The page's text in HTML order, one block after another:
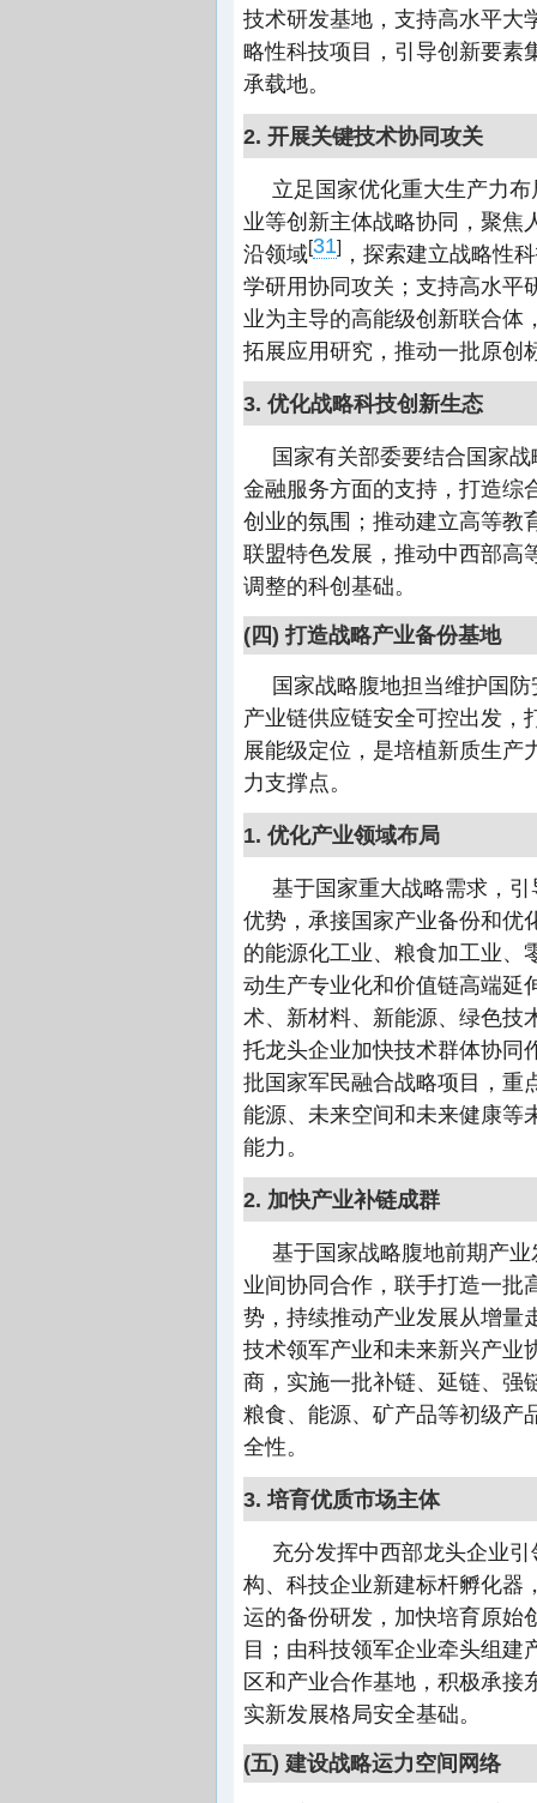
技术研发基地，支持高水平大
略性科技项目，引导创新要素
承载地。
2. 开展关键技术协同攻关
立足国家优化重大生产力
业等创新主体战略协同，聚焦
沿领域[31] ，探索建立战略性
学研用协同攻关；支持高水平
业为主导的高能级创新联合体
拓展应用研究，推动一批原创
3. 优化战略科技创新生态
国家有关部委要结合国家
金融服务方面的支持，打造综
创业的氛围；推动建立高等教
联盟特色发展，推动中西部高
调整的科创基础。
(四) 打造战略产业备份基地
国家战略腹地担当维护国
产业链供应链安全可控出发，
展能级定位，是培植新质生产
力支撑点。
1. 优化产业领域布局
基于国家重大战略需求，
优势，承接国家产业备份和优
的能源化工业、粮食加工业、
动生产专业化和价值链高端延
术、新材料、新能源、绿色技
托龙头企业加快技术群体协同
批国家军民融合战略项目，重
能源、未来空间和未来健康等
能力。
2. 加快产业补链成群
基于国家战略腹地前期产
业间协同合作，联手打造一批
势，持续推动产业发展从增量
技术领军产业和未来新兴产业
商，实施一批补链、延链、强
粮食、能源、矿产品等初级产
全性。
3. 培育优质市场主体
充分发挥中西部龙头企业
构、科技企业新建标杆孵化器
运的备份研发，加快培育原始
目；由科技领军企业牵头组建
区和产业合作基地，积极承接
实新发展格局安全基础。
(五) 建设战略运力空间网络